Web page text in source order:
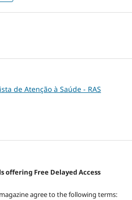
de Atenção à Saúde - RAS
offering Free Delayed Access
agree to the following terms: